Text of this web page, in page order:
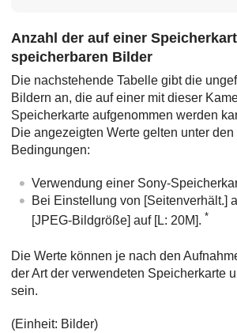
Anzahl der auf einer
speicherbaren Bilder
Die nachstehende Tabelle gibt die
Bildern an, die auf einer mit dieser
Speicherkarte aufgenommen werden
Die angezeigten Werte gelten unter
Bedingungen:
Verwendung einer Sony-
Bei Einstellung von [Seitenverhält.]
[JPEG-Bildgröße] auf [L: 20M]. *
Die Werte können je nach den
der Art der verwendeten Speicherkarte
sein.
(Einheit: Bilder)